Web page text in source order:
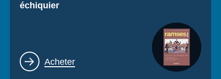
échiquier
Lien
Acheter